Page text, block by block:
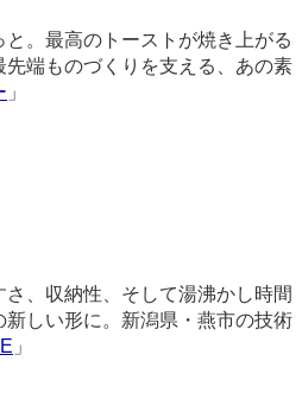
。最高のトーストが焼き上がる
端ものづくりを支える、あの素
」
、収納性、そして湯沸かし時間
しい形に。新潟県・燕市の技術
」